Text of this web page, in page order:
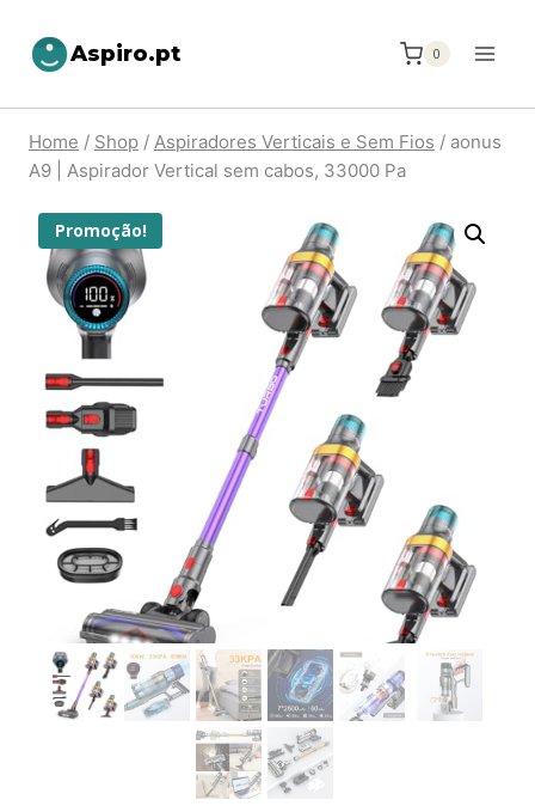
Aspiro.pt 0
Home / Shop / Aspiradores Verticais e Sem Fios / aonus
A9 | Aspirador Vertical sem cabos, 33000 Pa
Promoção!